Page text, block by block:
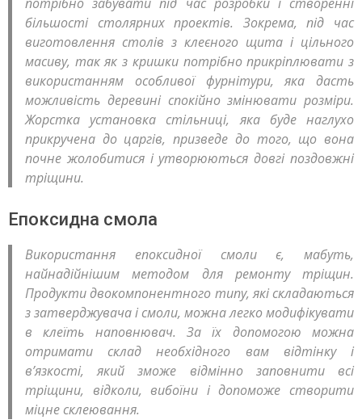
більшості столярних проектів. Зокрема, під час
виготовлення столів з клеєного щита і цільного
масиву, так як з кришки потрібно прикріплювати з
використанням особливої фурнітури, яка дасть
можливість деревині спокійно змінювати розміри.
Жорстка установка стільниці, яка буде наглухо
прикручена до царгів, призведе до того, що вона
почне жолобитися і утворюються довгі поздовжні
тріщини.
Епоксидна смола
Використання епоксидної смоли є, мабуть,
найнадійнішим методом для ремонту тріщин.
Продукти двокомпонентного типу, які складаються
з затверджувача і смоли, можна легко модифікувати
в клеїть наповнювач. За їх допомогою можна
отримати склад необхідного вам відтінку і
в’язкості, який зможе відмінно заповнити всі
тріщини, відколи, вибоїни і допоможе створити
міцне склеювання.